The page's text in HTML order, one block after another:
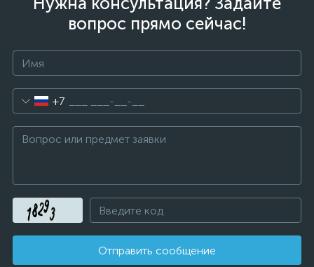
вопрос прямо сейчас!
+7
Отправить сообщение